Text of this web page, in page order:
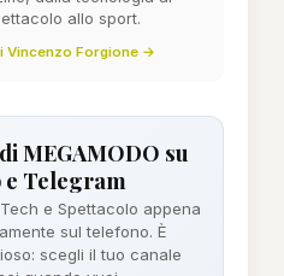
allo sport.
Vincenzo Forgione →
MEGAMODO su
e Telegram
e Spettacolo appena
sul telefono. È
scegli il tuo canale